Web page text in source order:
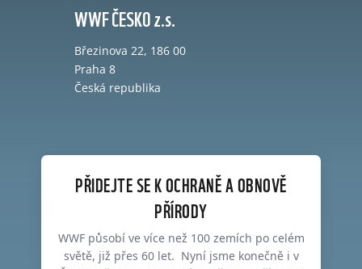
WWF ČESKO z.s.
Březinova 22, 186 00
Praha 8
Česká republika